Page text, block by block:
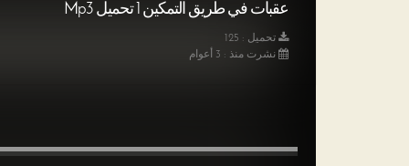
عقبات في طريق التمكين 1 تحميل Mp3
تحميل : 125
نشرت منذ : 3 أعوام